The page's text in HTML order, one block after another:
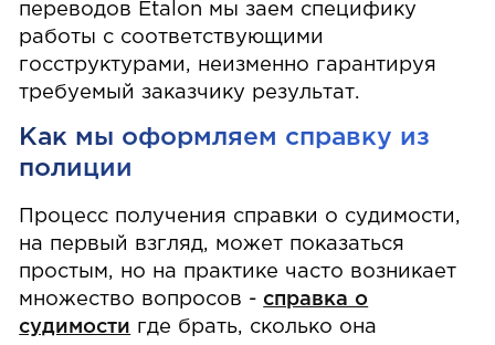
переводов Etalon мы заем специфику
работы с соответствующими
госструктурами, неизменно гарантируя
требуемый заказчику результат.
Как мы оформляем справку из
полиции
Процесс получения справки о судимости,
на первый взгляд, может показаться
простым, но на практике часто возникает
множество вопросов - справка о
судимости где брать, сколько она